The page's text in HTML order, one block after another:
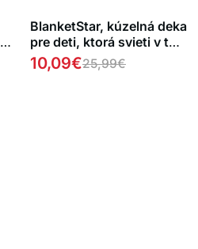
BlanketStar, kúzelná deka
pre deti, ktorá svieti v tme
1+1 ZADARMO
10,09€25,99€